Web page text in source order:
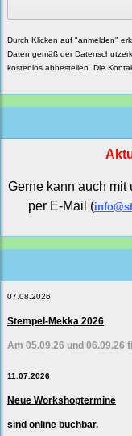
Durch Klicken auf "anmelden"
Daten gemäß der
kostenlos abbestellen. Die
Gerne kann auch mit
per E-Mail (
07.08.2026
Stempel-Mekka 2026
Am 05.09.26 und 06.09.26
11.07.2026
Neue Workshoptermine
sind online buchbar.